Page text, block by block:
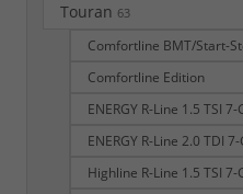
Touran 63
Comfortline BMT/Start-
Comfortline Edition
ENERGY R-Line 1.5 TSI
ENERGY R-Line 2.0 TDI
Highline R-Line 1.5 TSI 7-